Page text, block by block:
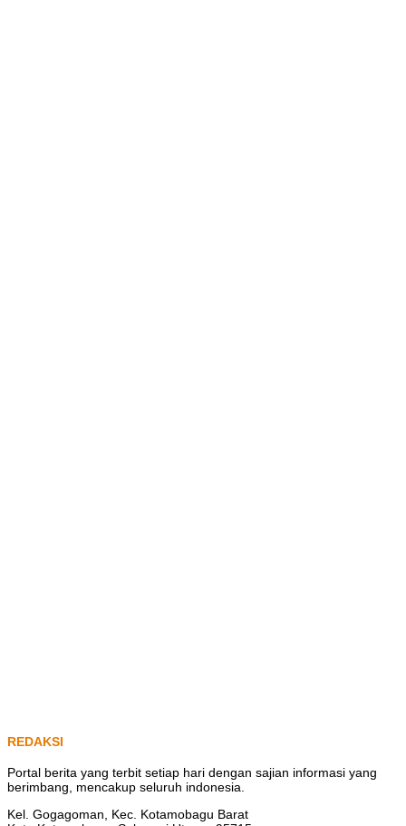
REDAKSI
Portal berita yang terbit setiap hari dengan sajian informasi yang
berimbang, mencakup seluruh indonesia.
Kel. Gogagoman, Kec. Kotamobagu Barat